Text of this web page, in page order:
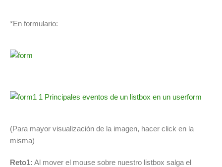
*En formulario:
(Para mayor visualización de la imagen, hacer click en la
misma)
Reto1: Al mover el mouse sobre nuestro listbox salga el